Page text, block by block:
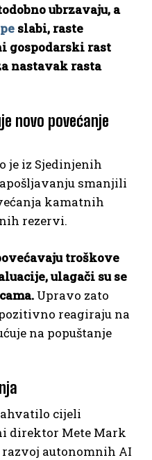
ubrzavaju, a
slabi, raste
gospodarski rast
nastavak rasta
novo povećanje
je iz Sjedinjenih
smanjili
kamatnih
rezervi.
troškove
ulagači su se
Upravo zato
reagiraju na
na popuštanje
cijeli
direktor Mete Mark
razvoj autonomnih AI